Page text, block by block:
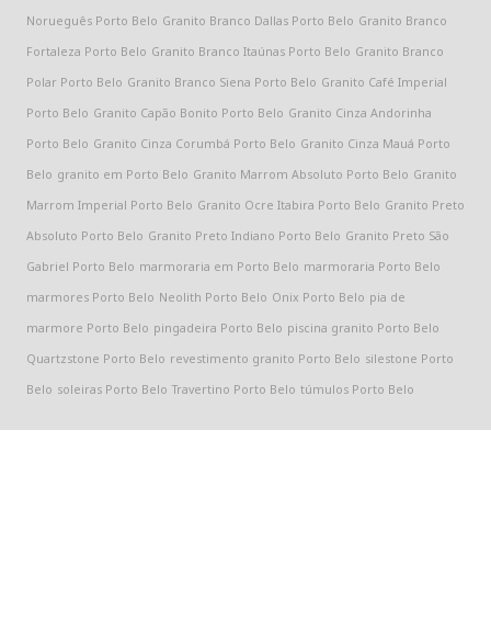
Norueguês Porto Belo Granito Branco Dallas Porto Belo Granito Branco
Fortaleza Porto Belo Granito Branco Itaúnas Porto Belo Granito Branco
Polar Porto Belo Granito Branco Siena Porto Belo Granito Café Imperial
Porto Belo Granito Capão Bonito Porto Belo Granito Cinza Andorinha
Porto Belo Granito Cinza Corumbá Porto Belo Granito Cinza Mauá Porto
Belo granito em Porto Belo Granito Marrom Absoluto Porto Belo Granito
Marrom Imperial Porto Belo Granito Ocre Itabira Porto Belo Granito Preto
Absoluto Porto Belo Granito Preto Indiano Porto Belo Granito Preto São
Gabriel Porto Belo marmoraria em Porto Belo marmoraria Porto Belo
marmores Porto Belo Neolith Porto Belo Onix Porto Belo pia de
marmore Porto Belo pingadeira Porto Belo piscina granito Porto Belo
Quartzstone Porto Belo revestimento granito Porto Belo silestone Porto
Belo soleiras Porto Belo Travertino Porto Belo túmulos Porto Belo